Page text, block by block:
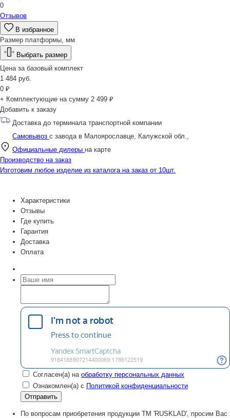
0
Отзывов
В избранное
Размер платформы, мм
Выбрать размер
Цена за базовый комплект
1 484 руб.
0 ₽
+ Комплектующие на сумму 2 499 ₽
Добавить к заказу
Доставка до терминала транспортной компании
Самовывоз с завода в Малоярославце, Калужской обл.,
Официальные дилеры на карте
Производство на заказ
Изготовим любое изделие из каталога на заказ от 10шт.
Характеристики
Отзывы
Где купить
Гарантия
Доставка
Оплата
Согласен(а) на обработку персональных данных
Ознакомлен(а) с Политикой конфиденциальности
По вопросам приобретения продукции TM 'RUSKLAD', просим Вас